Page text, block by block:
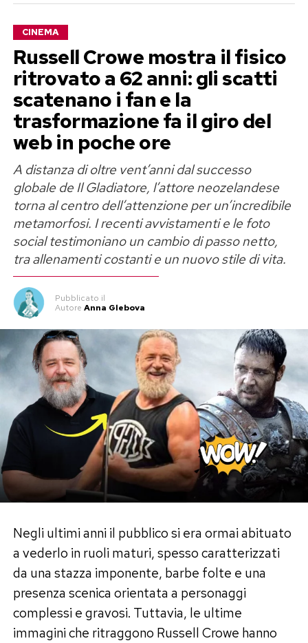
CINEMA
Russell Crowe mostra il fisico
ritrovato a 62 anni: gli scatti
scatenano i fan e la
trasformazione fa il giro del
web in poche ore
A distanza di oltre vent’anni dal successo
globale de Il Gladiatore, l’attore neozelandese
torna al centro dell’attenzione per un’incredibile
metamorfosi. I recenti avvistamenti e le foto
social testimoniano un cambio di passo netto,
tra allenamenti costanti e un nuovo stile di vita.
Pubblicato il
Autore Anna Glebova
Negli ultimi anni il pubblico si era ormai abituato
a vederlo in ruoli maturi, spesso caratterizzati
da una stazza imponente, barbe folte e una
presenza scenica orientata a personaggi
complessi e gravosi. Tuttavia, le ultime
immagini che ritraggono Russell Crowe hanno